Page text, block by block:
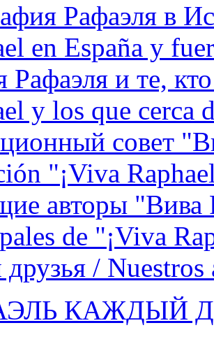
Рафаэля в
en España y
Рафаэля и те,
y los que cerca
совет
"¡Viva
авторы "Вива
de "¡Viva
/ Nuestros
КАЖДЫЙ